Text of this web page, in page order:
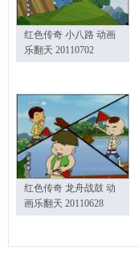
红色传奇 小八路 动画
乐翻天 20110702
红色传奇 龙舟战鼓 动
画乐翻天 20110628